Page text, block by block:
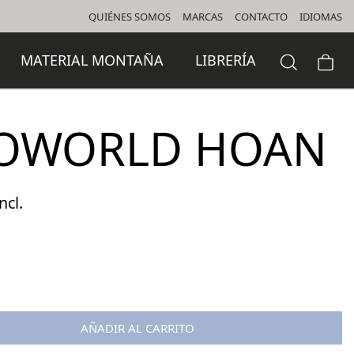
QUIÉNES SOMOS MARCAS CONTACTO IDIOMAS
MATERIAL MONTAÑA LIBRERÍA
HOAN
AÑADIR AL CARRITO